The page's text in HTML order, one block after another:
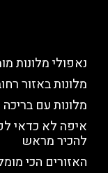
נאפולי מלונות
מלונות באזור
מלונות עם
איפה לא כדאי
להכיר מראש
האזורים הכי